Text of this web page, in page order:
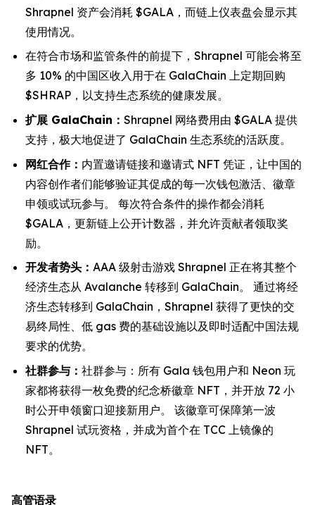
Shrapnel 资产会消耗 $GALA，而链上仪表盘会显示其
使用情况。
在符合市场和监管条件的前提下，Shrapnel 可能会将至
多 10% 的中国区收入用于在 GalaChain 上定期回购
$SHRAP，以支持生态系统的健康发展。
扩展 GalaChain： Shrapnel 网络费用由 $GALA 提供
支持，极大地促进了 GalaChain 生态系统的活跃度。
网红合作： 内置邀请链接和邀请式 NFT 凭证，让中国的
内容创作者们能够验证其促成的每一次钱包激活、徽章
申领或试玩参与。 每次符合条件的操作都会消耗
$GALA，更新链上公开计数器，并允许贡献者领取奖
励。
开发者势头： AAA 级射击游戏 Shrapnel 正在将其整个
经济生态从 Avalanche 转移到 GalaChain。 通过将经
济生态转移到 GalaChain，Shrapnel 获得了更快的交
易终局性、低 gas 费的基础设施以及即时适配中国法规
要求的优势。
社群参与： 社群参与：所有 Gala 钱包用户和 Neon 玩
家都将获得一枚免费的纪念桥徽章 NFT，并开放 72 小
时公开申领窗口迎接新用户。 该徽章可保障第一波
Shrapnel 试玩资格，并成为首个在 TCC 上镜像的
NFT。
高管语录